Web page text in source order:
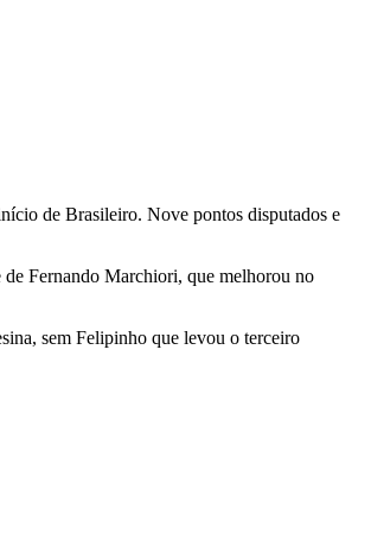
de Brasileiro. Nove pontos disputados e
Fernando Marchiori, que melhorou no
sem Felipinho que levou o terceiro